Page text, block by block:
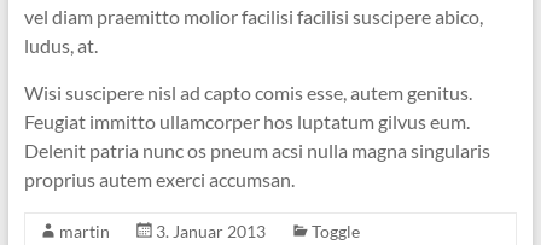
vel diam praemitto molior facilisi facilisi suscipere abico,
ludus, at.
Wisi suscipere nisl ad capto comis esse, autem genitus.
Feugiat immitto ullamcorper hos luptatum gilvus eum.
Delenit patria nunc os pneum acsi nulla magna singularis
proprius autem exerci accumsan.
martin 3. Januar 2013 Toggle